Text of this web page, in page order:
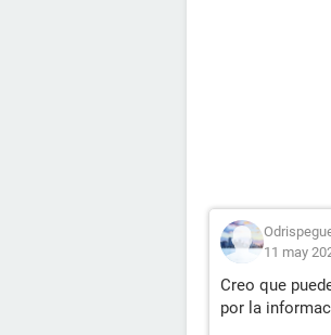
11 may
Creo que
por la